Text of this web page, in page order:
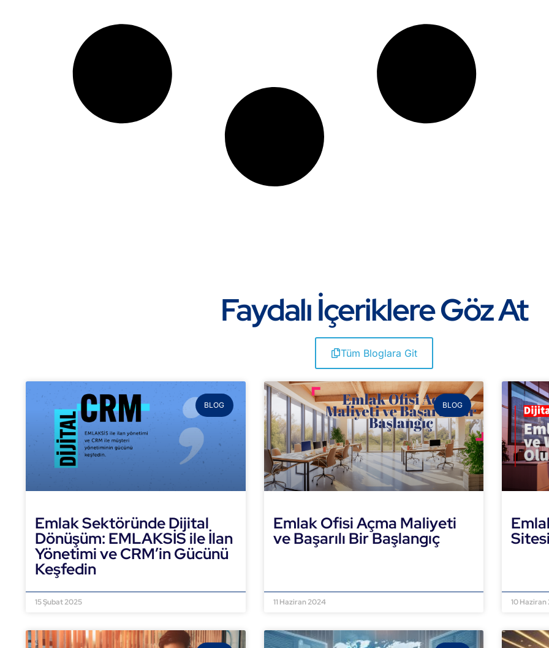
Faydalı İçeriklere Göz At
Tüm Bloglara Git
BLOG
Emlak Sektöründe Dijital
Dönüşüm: EMLAKSİS ile İlan
Yönetimi ve CRM’in Gücünü
Keşfedin
15 Şubat 2025
BLOG
Emlak Ofisi Açma Maliyeti
ve Başarılı Bir Başlangıç
11 Haziran 2024 10